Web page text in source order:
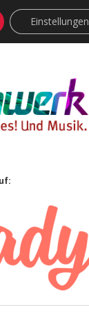
soundcloud
vimeoBluesky
Einstellungen